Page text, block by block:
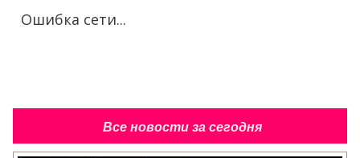
Ошибка сети...
Все новости за сегодня